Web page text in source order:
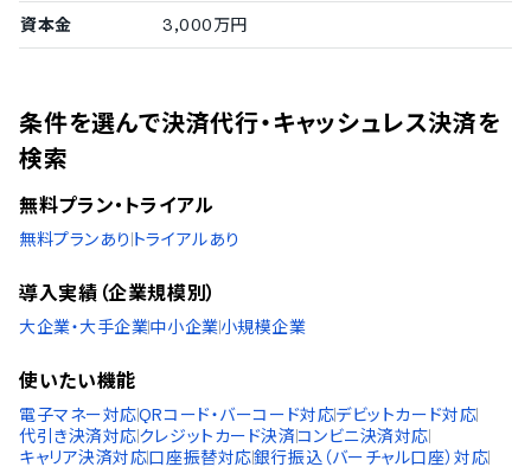
ヒンディー語
ハンガリー語
ベトナム語
資本金 3,000万円
条件を選んで決済代行・キャッシュレス決済を
検索
無料プラン・トライアル
無料プランあり トライアルあり
導入実績（企業規模別）
大企業・大手企業中小企業小規模企業
使いたい機能
電子マネー対応QRコード・バーコード対応デビットカード対応
代引き決済対応クレジットカード決済コンビニ決済対応
キャリア決済対応口座振替対応銀行振込（バーチャル口座）対応